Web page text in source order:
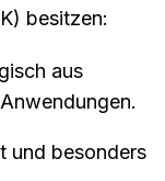
besitzen:
aus
und besonders